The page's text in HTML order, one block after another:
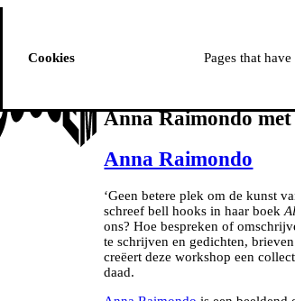
Anna Raimondo
Anna Raimondo
‘Geen betere plek om de kunst
schreef bell hooks in haar boek
ons? Hoe bespreken of
te schrijven en gedichten,
creëert deze workshop een
daad.
Cookies Pages that